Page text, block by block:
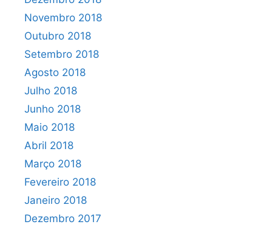
Novembro 2018
Outubro 2018
Setembro 2018
Agosto 2018
Julho 2018
Junho 2018
Maio 2018
Abril 2018
Março 2018
Fevereiro 2018
Janeiro 2018
Dezembro 2017